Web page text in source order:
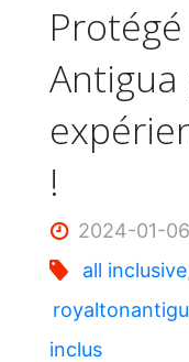
!
2024-01-06
all inclusive
inclus